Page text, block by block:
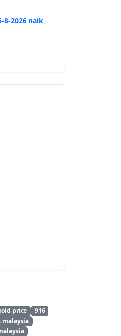
8-2026 naik
price
916
malaysia